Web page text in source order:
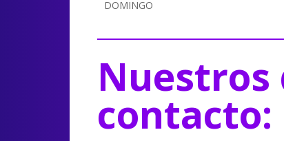
DOMINGO
Nuestros
contacto: